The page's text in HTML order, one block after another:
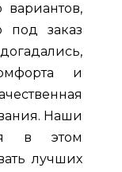
вариантов,
под заказ
и
Наши
в этом
лучших